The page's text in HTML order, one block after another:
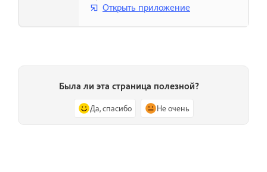
Открыть приложение
Была ли эта страница полезной?
Да, спасибо Не очень